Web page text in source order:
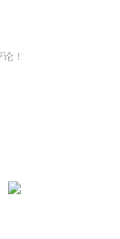
！